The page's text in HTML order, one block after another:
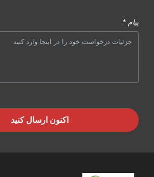
پیام *
اکنون ارسال کنید